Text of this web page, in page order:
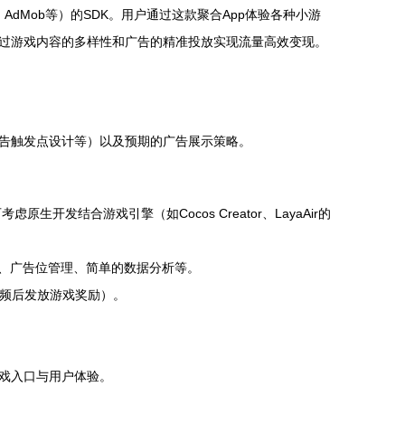
等）的SDK。用户通过这款聚合App体验各种小游
戏内容的多样性和广告的精准投放实现流量高效变现。
发点设计等）以及预期的广告展示策略。
虑原生开发结合游戏引擎（如Cocos Creator、LayaAir的
告位管理、简单的数据分析等。
后发放游戏奖励）。
口与用户体验。